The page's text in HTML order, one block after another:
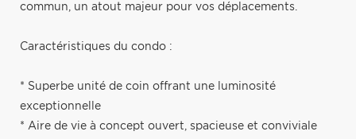
commun, un atout majeur pour vos déplacements.
Caractéristiques du condo :
* Superbe unité de coin offrant une luminosité
exceptionnelle
* Aire de vie à concept ouvert, spacieuse et conviviale